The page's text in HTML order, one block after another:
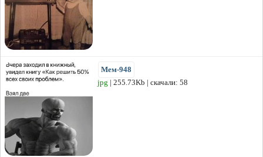
Мем-948
jpg | 255.73Kb | скачали: 58